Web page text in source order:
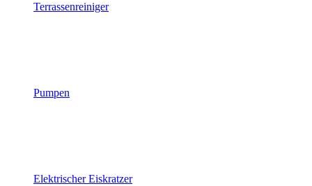
Terrassenreiniger
Pumpen
Elektrischer Eiskratzer